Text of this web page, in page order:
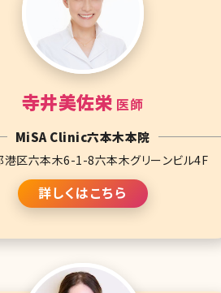
寺井美佐栄 医師
MiSA Clinic六本木本院
港区六本木6-1-8六本木グリーンビル4F
詳しくはこちら